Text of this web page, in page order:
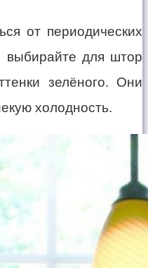
от периодических
выбирайте для штор
зелёного. Они
холодность.